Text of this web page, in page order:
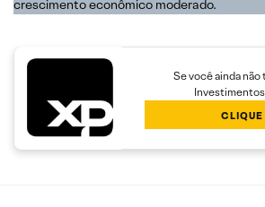
crescimento econômico moderado.
Se você ainda não
CLIQUE